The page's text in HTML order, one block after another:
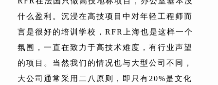
什么盈利。沉浸在高技项目中对年轻工程师而
言是很好的培训学校，RFR上海也是这样一个
氛围，一直在致力于高技术难度，有行业声望
的项目。当然我们的情况也与大型公司不同，
大公司通常采用二八原则，即只有20%是文化